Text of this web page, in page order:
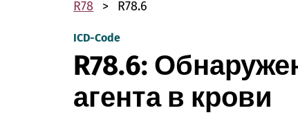
R78 R78.6
ICD-Code
R78.6:
агента в крови